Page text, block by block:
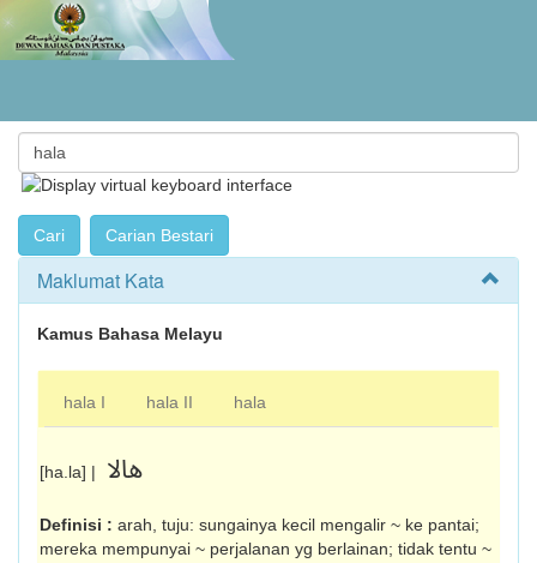
Maklumat Kata
Kamus Bahasa Melayu
hala I hala II hala
[ha.la] | هالا
Definisi : arah, tuju: sungainya kecil mengalir ~ ke pantai;
mereka mempunyai ~ perjalanan yg berlainan; tidak tentu ~